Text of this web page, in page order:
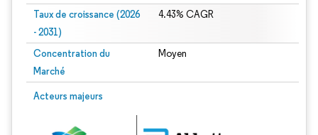
Taux de croissance (2026
- 2031)
4.43% CAGR
Concentration du
Marché
Moyen
Acteurs majeurs
Image © Mordor Intelligence. La réutilisation nécessite une attribution sous CC